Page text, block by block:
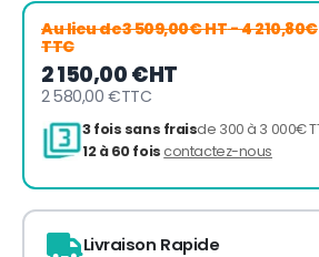
Au lieu de3 509,00€ HT- 4 210,80€
TTC
2 150,00 €HT
2 580,00 €TTC
Livraison Rapide